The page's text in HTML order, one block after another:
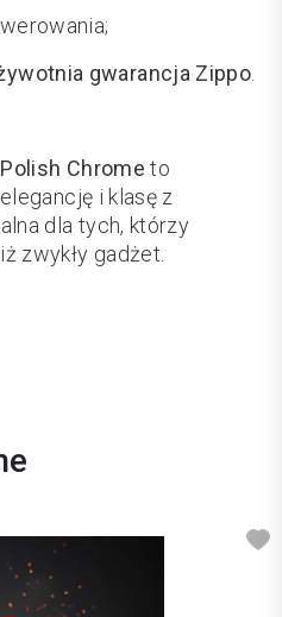
gwarancja Zippo.
Chrome to
i klasę z
dla tych, którzy
zwykły gadżet.